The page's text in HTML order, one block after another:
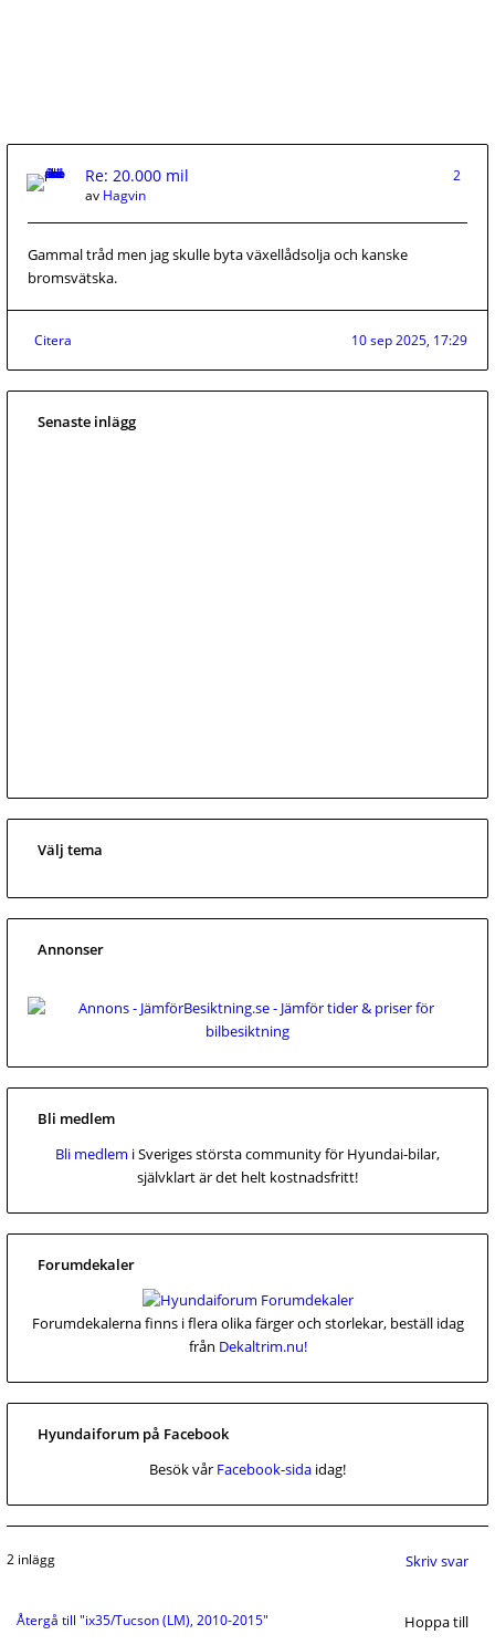
Re: 20.000 mil
2
av Hagvin
Gammal tråd men jag skulle byta växellådsolja och kanske
bromsvätska.
Citera 10 sep 2025, 17:29
Senaste inlägg
Välj tema
Annonser
Bli medlem
Bli medlem i Sveriges största community för Hyundai-bilar,
självklart är det helt kostnadsfritt!
Forumdekaler
Forumdekalerna finns i flera olika färger och storlekar, beställ idag
från Dekaltrim.nu!
Hyundaiforum på Facebook
Besök vår Facebook-sida idag!
2 inlägg Skriv svar
Återgå till "ix35/Tucson (LM), 2010-2015" Hoppa till